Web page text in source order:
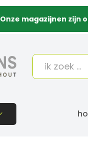
Onze magazijnen zijn